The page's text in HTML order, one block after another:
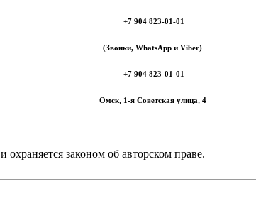
+7 904 823-01-01
(Звонки, WhatsApp и Viber)
+7 904 823-01-01
Омск, 1-я Советская улица, 4
и охраняется законом об авторском праве.